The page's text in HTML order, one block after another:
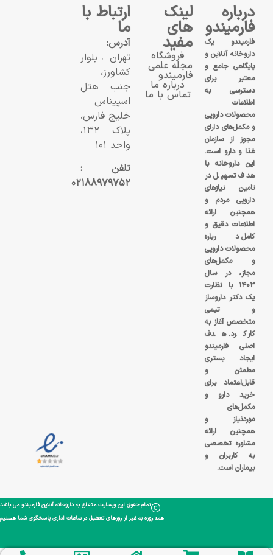
درباره
فارمیندو
فارمیندو یک
داروخانه آنلاین و
پایگاهی جامع و
معتبر برای
دسترسی به
اطلاعات
محصولات دارویی
و مکمل‌های دارای
مجوز از سازمان
غذا و دارو است.
این داروخانه با
هدف تسهیل در
تامین نیازهای
دارویی مردم و
همچنین ارائه
اطلاعات دقیق و
کامل درباره
محصولات دارویی
و مکمل‌های
مجاز، در سال
۱۴۰۳ با نظارت
یک دکتر داروساز
و تیمی
متخصص آغاز به
کار کرد. هدف
اصلی فارمیندو
ایجاد بستری
مطمئن و
قابل‌اعتماد برای
خرید دارو و
مکمل‌های
موردنیاز و
همچنین ارائه
مشاوره تخصصی
به کاربران و
بیماران است.
لینک
های
مفید
فروشگاه
مجله علمی
فارمیندو
درباره ما
تماس با ما
ارتباط با
ما
آدرس:
تهران، بلوار
کشاورز،
جنب هتل
اسپیناس
خلیج فارس،
پلاک ۱۳۲،
واحد ۱۰۱
تلفن :
۰۲۱۸۸۹۷۹۷۵۲
تمام حقوق این وبسایت متعلق به داروخانه آنلاین فارمیندو می باشد
همه روزه به غیر از روزهای تعطیل در ساعات اداری پاسخگوی شما هستیم